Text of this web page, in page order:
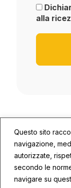
Questo sito
navigazione,
autorizzate,
secondo le
navigare su
alla
© 2026 ECOSYS